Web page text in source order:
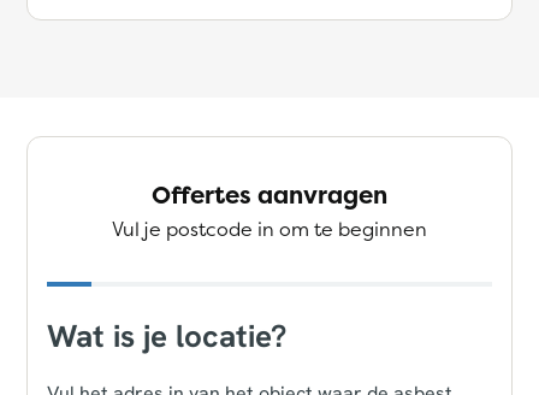
Offertes aanvragen
Vul je postcode in om te beginnen